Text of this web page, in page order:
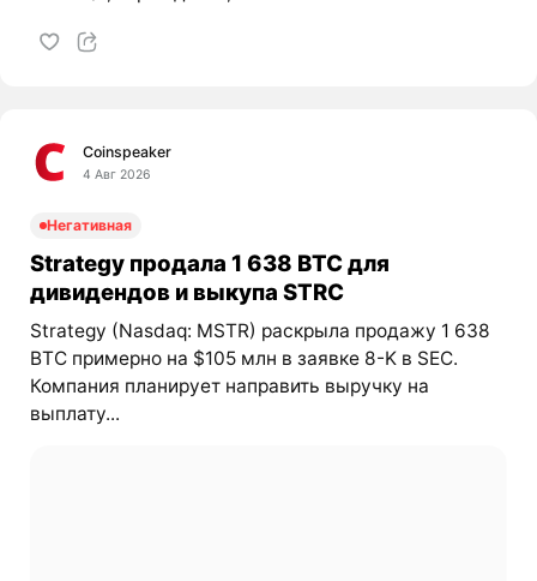
Coinspeaker
4 Авг 2026
Негативная
Strategy продала 1 638 BTC для
дивидендов и выкупа STRC
Strategy (Nasdaq: MSTR) раскрыла продажу 1 638
BTC примерно на $105 млн в заявке 8-K в SEC.
Компания планирует направить выручку на
выплату...